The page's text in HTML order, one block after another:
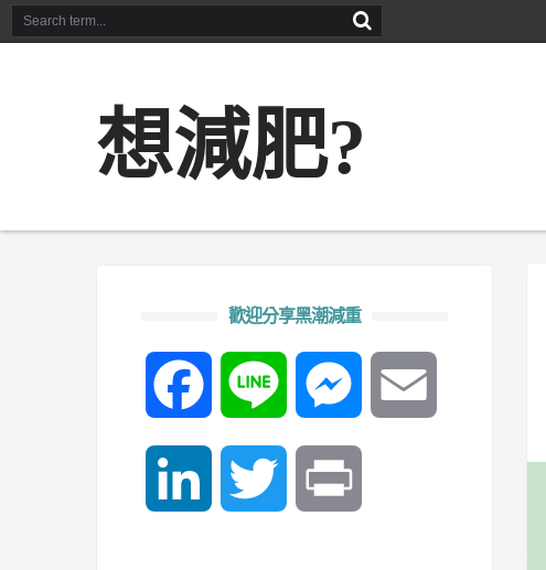
想減肥?
歡迎分享黑潮減重
Facebook Line Messenger
LinkedIn Twitter